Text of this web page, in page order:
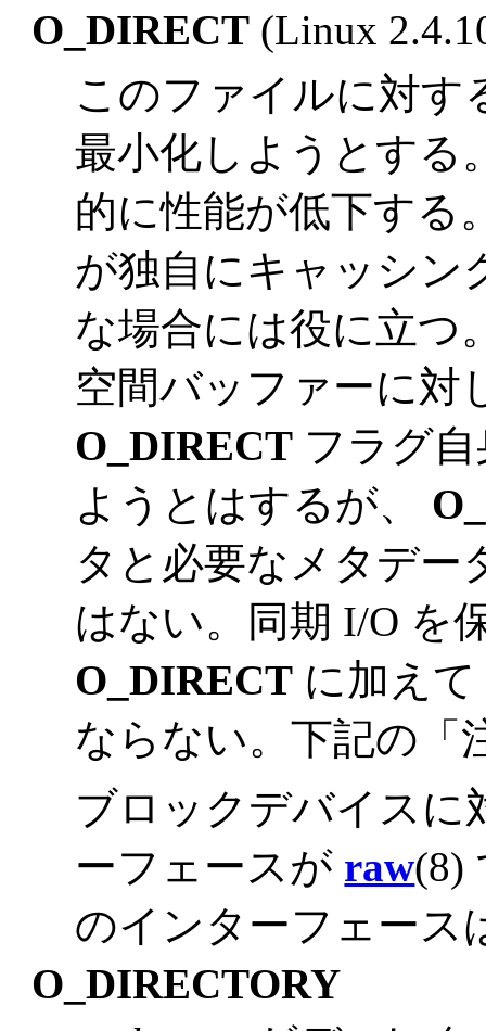
O_DIRECT (Linux
このファイルに対す
最小化しようとする
的に性能が低下する
が独自にキャッシン
な場合には役に立つ
空間バッファーに対
O_DIRECT フラグ
ようとはするが、
タと必要なメタデー
はない。同期 I/O を
O_DIRECT に加え
ならない。下記の「
ブロックデバイスに
ーフェースが raw(8)
のインターフェース
O_DIRECTORY